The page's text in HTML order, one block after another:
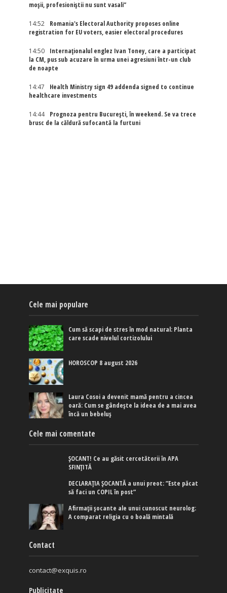
moșii, profesioniștii nu sunt vasali”
14:52
Romania's Electoral Authority proposes online
registration for EU voters, easier electoral procedures
14:50
Internaţionalul englez Ivan Toney, care a participat
la CM, pus sub acuzare în urma unei agresiuni într-un club
de noapte
14:47
Health Ministry sign 49 addenda signed to continue
healthcare investments
14:44
Prognoza pentru București, în weekend. Se va trece
brusc de la căldură sufocantă la furtuni
Cele mai populare
Cum să scapi de stres în mod natural: Planta
care scade nivelul cortizolului
HOROSCOP 8 august 2026
Laura Cosoi a devenit mamă pentru a cincea
oară: Cum se gândește la ideea de a mai avea
încă un bebeluș
Cele mai comentate
ȘOCANT! Ce au găsit cercetătorii în APA
SFINȚITĂ
DECLARAȚIA ȘOCANTĂ a unui preot: ”Este păcat
să faci un COPIL în post”
Afirmaţii şocante ale unui cunoscut neurolog:
A comparat religia cu o boală mintală
Contact
contact@exquis.ro
Publicitate